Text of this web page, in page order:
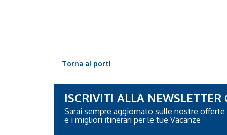
Torna ai porti
ISCRIVITI ALLA NEWSLETTER
Sarai sempre aggiornato sulle nostre offerte
e i migliori itinerari per le tue Vacanze